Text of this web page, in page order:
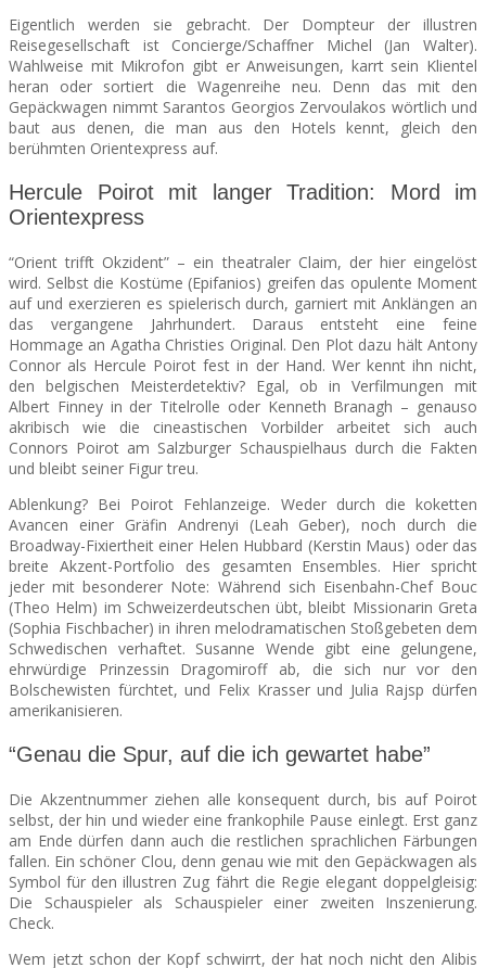
Eigentlich werden sie gebracht. Der Dompteur der illustren
Reisegesellschaft ist Concierge/Schaffner Michel (Jan Walter).
Wahlweise mit Mikrofon gibt er Anweisungen, karrt sein Klientel
heran oder sortiert die Wagenreihe neu. Denn das mit den
Gepäckwagen nimmt Sarantos Georgios Zervoulakos wörtlich und
baut aus denen, die man aus den Hotels kennt, gleich den
berühmten Orientexpress auf.
Hercule Poirot mit langer Tradition: Mord im
Orientexpress
“Orient trifft Okzident” – ein theatraler Claim, der hier eingelöst
wird. Selbst die Kostüme (Epifanios) greifen das opulente Moment
auf und exerzieren es spielerisch durch, garniert mit Anklängen an
das vergangene Jahrhundert. Daraus entsteht eine feine
Hommage an Agatha Christies Original. Den Plot dazu hält Antony
Connor als Hercule Poirot fest in der Hand. Wer kennt ihn nicht,
den belgischen Meisterdetektiv? Egal, ob in Verfilmungen mit
Albert Finney in der Titelrolle oder Kenneth Branagh – genauso
akribisch wie die cineastischen Vorbilder arbeitet sich auch
Connors Poirot am Salzburger Schauspielhaus durch die Fakten
und bleibt seiner Figur treu.
Ablenkung? Bei Poirot Fehlanzeige. Weder durch die koketten
Avancen einer Gräfin Andrenyi (Leah Geber), noch durch die
Broadway-Fixiertheit einer Helen Hubbard (Kerstin Maus) oder das
breite Akzent-Portfolio des gesamten Ensembles. Hier spricht
jeder mit besonderer Note: Während sich Eisenbahn-Chef Bouc
(Theo Helm) im Schweizerdeutschen übt, bleibt Missionarin Greta
(Sophia Fischbacher) in ihren melodramatischen Stoßgebeten dem
Schwedischen verhaftet. Susanne Wende gibt eine gelungene,
ehrwürdige Prinzessin Dragomiroff ab, die sich nur vor den
Bolschewisten fürchtet, und Felix Krasser und Julia Rajsp dürfen
amerikanisieren.
“Genau die Spur, auf die ich gewartet habe”
Die Akzentnummer ziehen alle konsequent durch, bis auf Poirot
selbst, der hin und wieder eine frankophile Pause einlegt. Erst ganz
am Ende dürfen dann auch die restlichen sprachlichen Färbungen
fallen. Ein schöner Clou, denn genau wie mit den Gepäckwagen als
Symbol für den illustren Zug fährt die Regie elegant doppelgleisig:
Die Schauspieler als Schauspieler einer zweiten Inszenierung.
Check.
Wem jetzt schon der Kopf schwirrt, der hat noch nicht den Alibis